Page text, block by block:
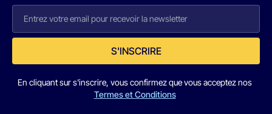
S'INSCRIRE
En cliquant sur s'inscrire, vous confirmez que vous acceptez nos
Termes et Conditions